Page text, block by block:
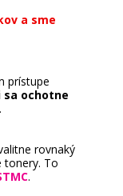
a sme
prístupe
sa ochotne
rovnaký
tonery. To
.